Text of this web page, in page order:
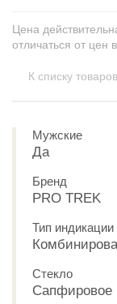
Цена
отличаться от цен
К списку товаров
Мужские
Да
Бренд
PRO TREK
Тип индикации
Стекло
Сапфировое